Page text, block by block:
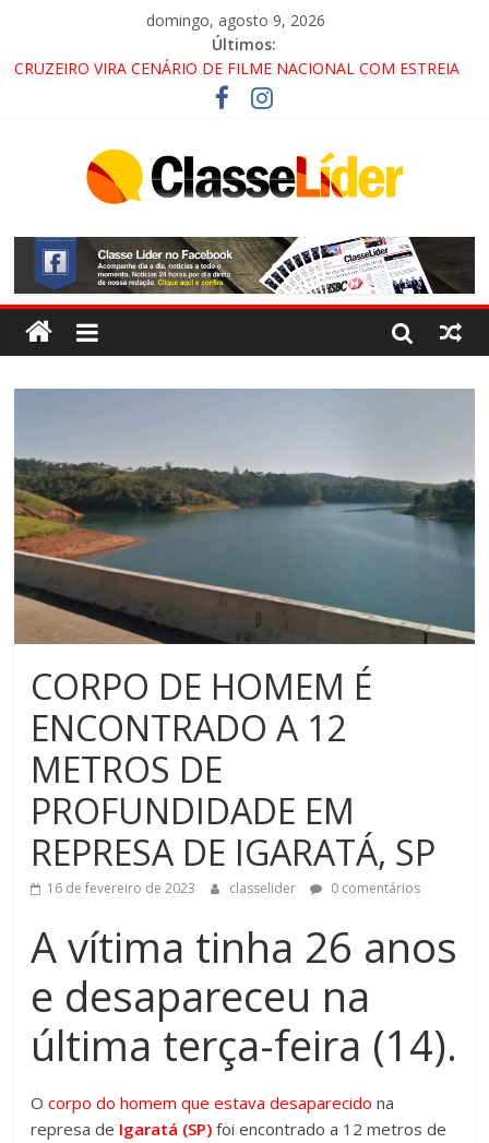
domingo, agosto 9, 2026
Últimos:
CRUZEIRO VIRA CENÁRIO DE FILME NACIONAL COM ESTREIA
PROMOTOR DO GAECO
ACESSO À APARECIDA NA DUTRA SERÁ BLOQUEADO NO FIM
ALTERNATIVAS
LORENA, PINDAMONHANGABA E QUELUZ NA RETA FINAL
PELA FÁBRICA DA COCA-COLA!
CORPO DE HOMEM É
ENCONTRADO A 12
METROS DE
PROFUNDIDADE EM
REPRESA DE IGARATÁ, SP
16 de fevereiro de 2023 classelider 0 comentários
A vítima tinha 26 anos
e desapareceu na
última terça-feira (14).
Ocorpo do homem que estava desaparecido na
represa de Igaratá (SP) foi encontrado a 12 metros de